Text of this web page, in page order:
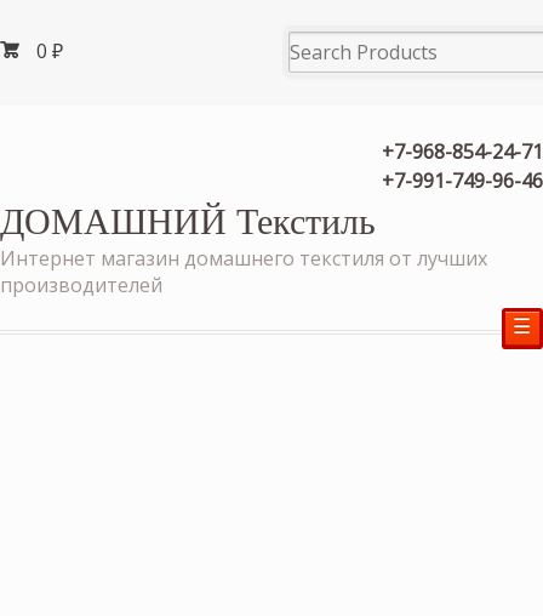
0 ₽
+7-968-854-24-71
+7-991-749-96-46
ДОМАШНИЙ Текстиль
Интернет магазин домашнего текстиля от лучших
производителей
☰